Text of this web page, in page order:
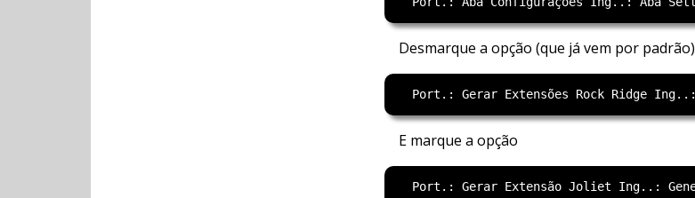
Desmarque a opção (que já vem por padrão)
E marque a opção